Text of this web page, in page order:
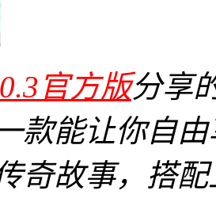
官方版分享
款能让你自
奇故事，搭